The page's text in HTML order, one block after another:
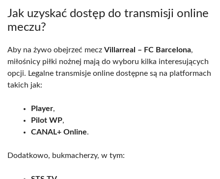
Jak uzyskać dostęp do transmisji online
meczu?
Aby na żywo obejrzeć mecz Villarreal – FC Barcelona,
miłośnicy piłki nożnej mają do wyboru kilka interesujących
opcji. Legalne transmisje online dostępne są na platformach
takich jak:
Player,
Pilot WP,
CANAL+ Online.
Dodatkowo, bukmacherzy, w tym: